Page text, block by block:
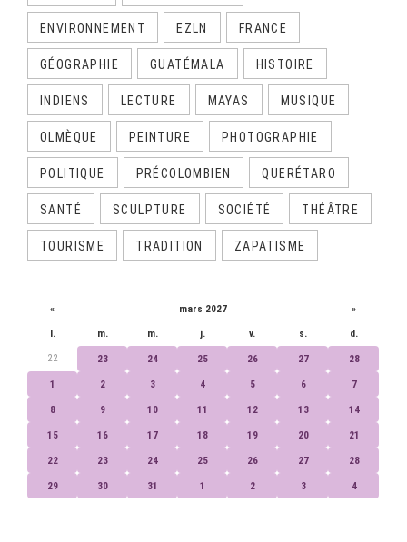
ENVIRONNEMENT EZLN FRANCE
GÉOGRAPHIE GUATÉMALA HISTOIRE
INDIENS LECTURE MAYAS MUSIQUE
OLMÈQUE PEINTURE PHOTOGRAPHIE
POLITIQUE PRÉCOLOMBIEN QUERÉTARO
SANTÉ SCULPTURE SOCIÉTÉ THÉÂTRE
TOURISME TRADITION ZAPATISME
« mars 2027 »
l. m. m. j. v. s. d.
22 23 24 25 26 27 28
1 2 3 4 5 6 7
8 9 10 11 12 13 14
15 16 17 18 19 20 21
22 23 24 25 26 27 28
29 30 31 1 2 3 4